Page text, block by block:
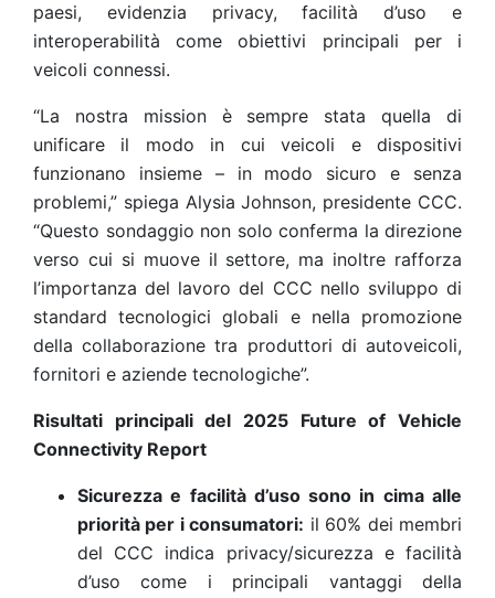
paesi, evidenzia privacy, facilità d’uso e
interoperabilità come obiettivi principali per i
veicoli connessi.
“La nostra mission è sempre stata quella di
unificare il modo in cui veicoli e dispositivi
funzionano insieme – in modo sicuro e senza
problemi,” spiega Alysia Johnson, presidente CCC.
“Questo sondaggio non solo conferma la direzione
verso cui si muove il settore, ma inoltre rafforza
l’importanza del lavoro del CCC nello sviluppo di
standard tecnologici globali e nella promozione
della collaborazione tra produttori di autoveicoli,
fornitori e aziende tecnologiche”.
Risultati principali del 2025 Future of Vehicle
Connectivity Report
Sicurezza e facilità d’uso sono in cima alle
priorità per i consumatori: il 60% dei membri
del CCC indica privacy/sicurezza e facilità
d’uso come i principali vantaggi della